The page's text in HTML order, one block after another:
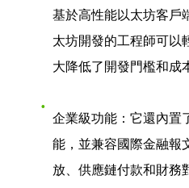
基於高性能以太坊客戶
太坊開發的工程師可以
大降低了開發門檻和成
企業級功能 ：它還內置
能，並兼容國際金融報
放、供應鏈付款和財務